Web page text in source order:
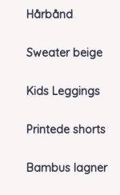
Hårbånd
Sweater beige
Kids Leggings
Printede shorts
Bambus lagner